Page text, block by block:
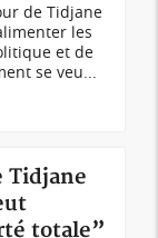
de Tidjane
les
et de
se veu...
Tidjane
totale”